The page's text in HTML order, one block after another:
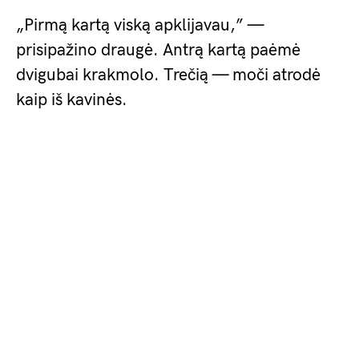
„Pirmą kartą viską apklijavau,” —
prisipažino draugė. Antrą kartą paėmė
dvigubai krakmolo. Trečią — moči atrodė
kaip iš kavinės.